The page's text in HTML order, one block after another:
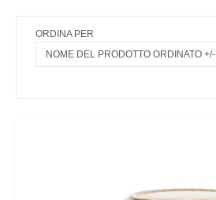
ORDINA PER
NOME DEL PRODOTTO ORDINATO +/-